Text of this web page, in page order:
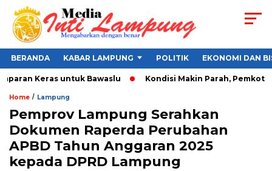
BERANDA KABAR LAMPUNG POLITIK EKONOMI DAN
Keras untuk Bawaslu Kondisi Makin Parah, Pemkot
Home / Lampung
Pemprov Lampung Serahkan
Dokumen Raperda Perubahan
APBD Tahun Anggaran 2025
kepada DPRD Lampung